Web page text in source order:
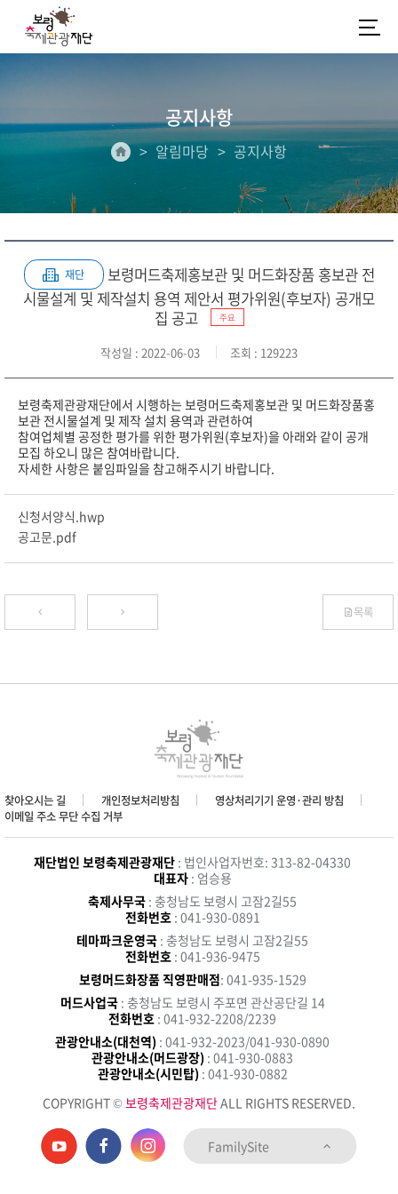
공지사항
알림마당 공지사항
재단
보령머드축제홍보관 및 머드화장품 홍보관 전
시물설계 및 제작설치 용역 제안서 평가위원(후보자) 공개모
집 공고
주요
작성일 : 2022-06-03 조회 : 129223
보령축제관광재단에서 시행하는 보령머드축제홍보관 및 머드화장품홍
보관 전시물설계 및 제작 설치 용역과 관련하여
참여업체별 공정한 평가를 위한 평가위원(후보자)을 아래와 같이 공개
모집 하오니 많은 참여바랍니다.
자세한 사항은 붙임파일을 참고해주시기 바랍니다.
신청서양식.hwp
공고문.pdf
목록
찾아오시는 길 개인정보처리방침
영상처리기기 운영·관리 방침
이메일 주소 무단 수집 거부
재단법인 보령축제관광재단 : 법인사업자번호: 313-82-04330
대표자: 엄승용
축제사무국 : 충청남도 보령시 고잠2길55
전화번호 : 041-930-0891
테마파크운영국 : 충청남도 보령시 고잠2길55
전화번호 : 041-936-9475
보령머드화장품 직영판매점: 041-935-1529
머드사업국 : 충청남도 보령시 주포면 관산공단길 14
전화번호 : 041-932-2208/2239
관광안내소(대천역) : 041-932-2023/041-930-0890
관광안내소(머드광장) : 041-930-0883
관광안내소(시민탑) : 041-930-0882
COPYRIGHT © 보령축제관광재단ALL RIGHTS RESERVED.
FamilySite